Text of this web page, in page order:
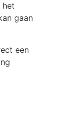
het
gaan
een